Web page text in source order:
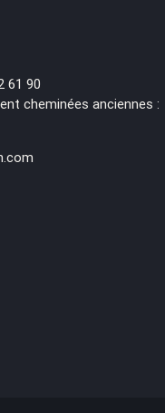
61 90
cheminées anciennes :